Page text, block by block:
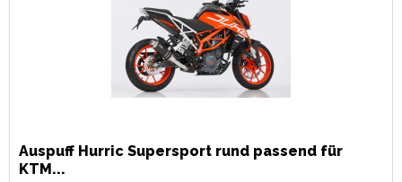
Auspuff Hurric Supersport rund passend für
KTM...